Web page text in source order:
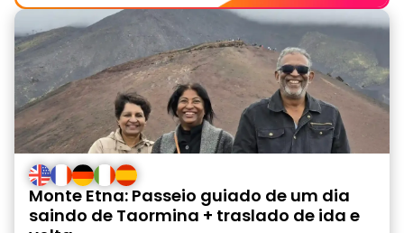
Monte Etna: Passeio guiado de um dia
saindo de Taormina + traslado de ida e